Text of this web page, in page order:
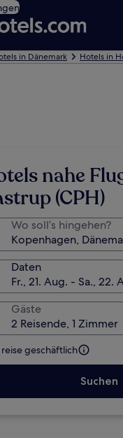
in Dänemark Hotels in
nahe
(CPH)
Wo soll’s hingehen?
Daten
Fr., 21. Aug. - Sa., 22.
Gäste
2 Reisende, 1 Zimmer
reise geschäftlich
Suchen